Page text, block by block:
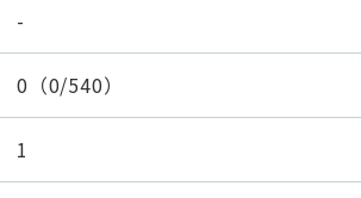
-
0（0/540）
1